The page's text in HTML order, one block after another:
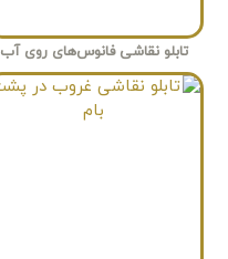
تابلو نقاشی فانوس‌های روی آب